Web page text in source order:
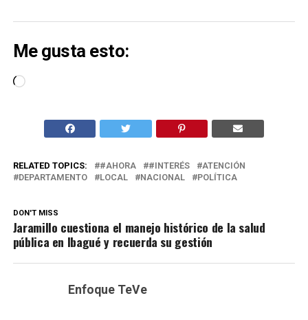
Me gusta esto:
Cargando...
RELATED TOPICS: #AHORA #INTERÉS
ATENCIÓN
DEPARTAMENTO
LOCAL NACIONAL POLÍTICA
DON'T MISS
Jaramillo cuestiona el manejo histórico de la salud
pública en Ibagué y recuerda su gestión
Enfoque TeVe